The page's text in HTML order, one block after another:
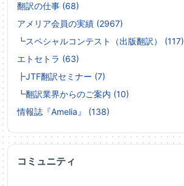
翻訳の仕事 (68)
アメリア会員の実績 (2967)
┗スペシャルコンテスト（出版翻訳） (117)
エトセトラ (63)
┣JTF翻訳セミナー (7)
┗翻訳業界からのご案内 (10)
情報誌『Amelia』 (138)
コミュニティ